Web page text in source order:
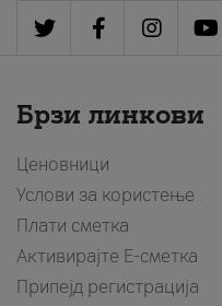
Брзи линкови
Ценовници
Услови за користење
Плати сметка
Активирајте Е-сметка
Припејд регистрација